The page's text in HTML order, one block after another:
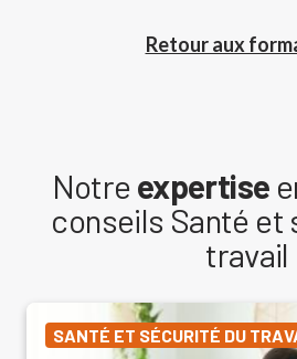
Retour aux
Notreexpertise
conseils Santé et
travail
SANTÉ ET SÉCURITÉ DU